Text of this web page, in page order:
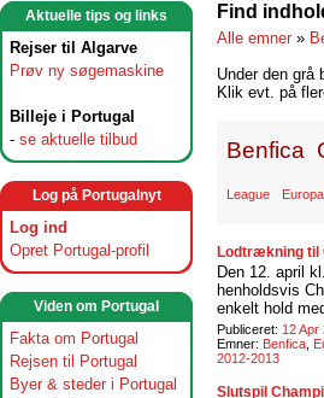
Aktuelle tips og links
Rejser til Algarve
Prøv ny søgemaskine
Billeje i Portugal
- se aktuelle tilbud
Log på Portugalnyt
Log ind
Opret Portugal-profil
Viden om Portugal
Fakta om Portugal
Rejsen til Portugal
Byer & steder i Portugal
Find
Alle emner »
Under den grå
Klik evt. på
Benfica
League
Lodtrækning til
Den 12. april
henholdsvis
enkelt hold
Publiceret: 12 Apr
Emner: Benfica
2012-2013
Slutspil